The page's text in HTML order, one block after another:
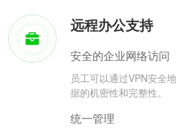
远程办公支持
安全的企业网络访问
员工可以通过VPN安全
据的机密性和完整性。
统一管理